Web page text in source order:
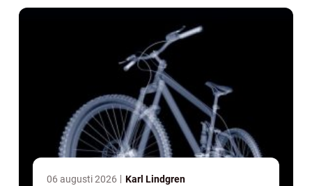
06 augusti 2026 Karl Lindgren